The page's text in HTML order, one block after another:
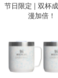
节日限定 | 双杯
漫加倍！